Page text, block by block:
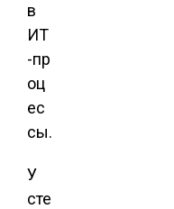
в
ИТ
-пр
оц
ес
сы.
У
сте